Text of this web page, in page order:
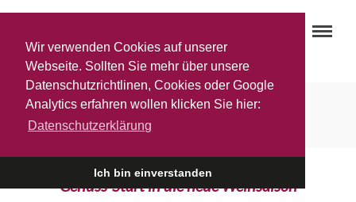
Wir verwenden Cookies auf unserer
Webseite. Sollten Sie mehr über unsere
Datenschutzrichtlinen, Cookies oder Google
Analytics erfahren wollen klicken Sie hier:
Datenschutzerklärung
Ich bin einverstanden
BigBottle
Genuss-Start in die neue Weinsaison